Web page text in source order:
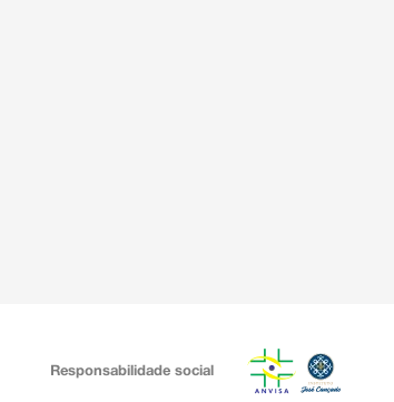
Responsabilidade social